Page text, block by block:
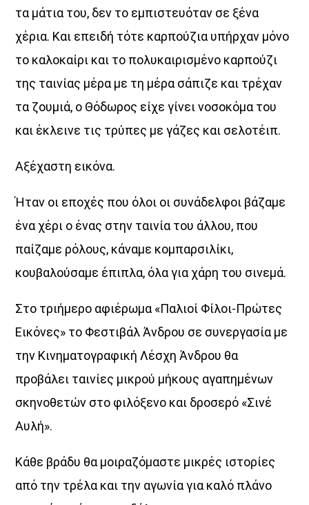
τα μάτια του, δεν το εμπιστευόταν σε ξένα
χέρια. Και επειδή τότε καρπούζια υπήρχαν μόνο
το καλοκαίρι και το πολυκαιρισμένο καρπούζι
της ταινίας μέρα με τη μέρα σάπιζε και τρέχαν
τα ζουμιά, ο Θόδωρος είχε γίνει νοσοκόμα του
και έκλεινε τις τρύπες με γάζες και σελοτέιπ.
Αξέχαστη εικόνα.
Ήταν οι εποχές που όλοι οι συνάδελφοι βάζαμε
ένα χέρι ο ένας στην ταινία του άλλου, που
παίζαμε ρόλους, κάναμε κομπαρσιλίκι,
κουβαλούσαμε έπιπλα, όλα για χάρη του σινεμά.
Στο τριήμερο αφιέρωμα «Παλιοί Φίλοι-Πρώτες
Εικόνες» το Φεστιβάλ Άνδρου σε συνεργασία με
την Κινηματογραφική Λέσχη Άνδρου θα
προβάλει ταινίες μικρού μήκους αγαπημένων
σκηνοθετών στο φιλόξενο και δροσερό «Σινέ
Αυλή».
Κάθε βράδυ θα μοιραζόμαστε μικρές ιστορίες
από την τρέλα και την αγωνία για καλό πλάνο